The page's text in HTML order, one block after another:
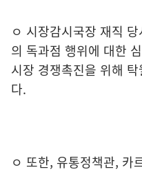
ㅇ 시장감시국장 재직
의 독과점 행위에 대한
시장 경쟁촉진을 위해
다.
ㅇ 또한, 유통정책관, 카